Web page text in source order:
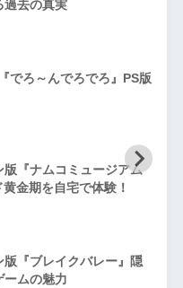
過去の真実
でろ～んでろでろ』PS版
版『ナムコミュージアム
金期を自宅で体験！
版『ブレイクバレー』隠
ームの魅力